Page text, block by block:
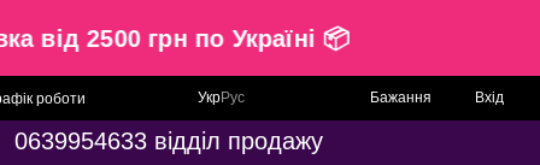
від 2500 грн по Україні 📦
роботи УкрРус Бажання Вхід
0639954633 відділ продажу